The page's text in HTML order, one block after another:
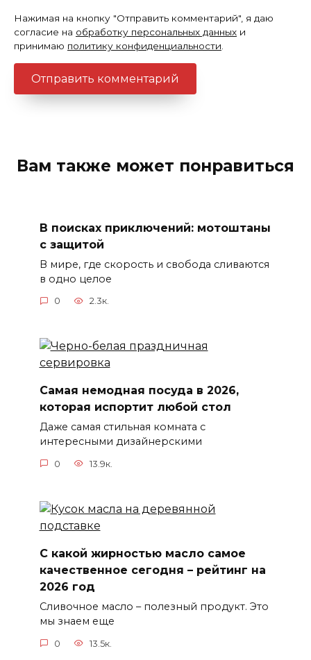
Нажимая на кнопку "Отправить комментарий", я даю
согласие на обработку персональных данных и
принимаю политику конфиденциальности
Вам также может понравиться
В поисках приключений: мотоштаны
с защитой
В мире, где скорость и свобода сливаются
в одно целое
0 2.3к.
Самая немодная посуда в 2026,
которая испортит любой стол
Даже самая стильная комната с
интересными дизайнерскими
0 13.9к.
С какой жирностью масло самое
качественное сегодня – рейтинг на
2026 год
Сливочное масло – полезный продукт. Это
мы знаем еще
0 13.5к.